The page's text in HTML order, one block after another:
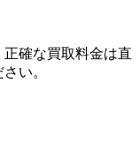
確な買取料金は直
い。